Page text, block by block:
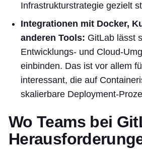
Infrastrukturstrategie gezielt
Integrationen mit Docker,
anderen Tools: GitLab lässt
Entwicklungs- und Cloud-
einbinden. Das ist vor allem
interessant, die auf
skalierbare Deployment-
Wo Teams bei